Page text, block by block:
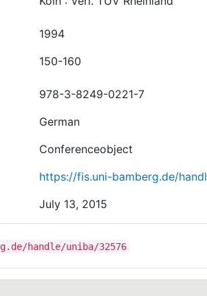
1994
150-160
978-3-8249-0221-7
German
Conferenceobject
https://fis.uni-bamberg.de/
July 13, 2015
handle/uniba/32576